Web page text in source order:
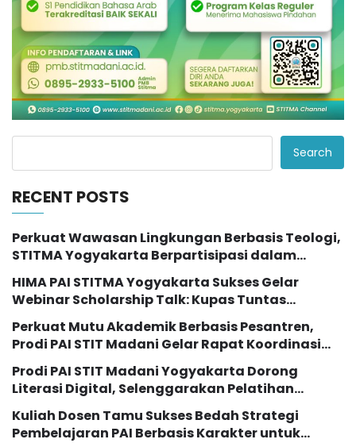
Search
RECENT POSTS
Perkuat Wawasan Lingkungan Berbasis Teologi,
STITMA Yogyakarta Berpartisipasi dalam
Seminar Internasional “The Transformation of
Eco Theology Education”
HIMA PAI STITMA Yogyakarta Sukses Gelar
Webinar Scholarship Talk: Kupas Tuntas
Peluang Studi Lanjut dengan Beasiswa LPDP
Perkuat Mutu Akademik Berbasis Pesantren,
Prodi PAI STIT Madani Gelar Rapat Koordinasi
dan Evaluasi Kurikulum
Prodi PAI STIT Madani Yogyakarta Dorong
Literasi Digital, Selenggarakan Pelatihan
Pemanfaatan AI bagi Mahasiswi
Kuliah Dosen Tamu Sukses Bedah Strategi
Pembelajaran PAI Berbasis Karakter untuk